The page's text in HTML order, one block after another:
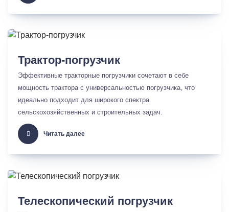
Трактор-погрузчик
Эффективные тракторные погрузчики сочетают в себе
мощность трактора с универсальностью погрузчика, что
идеально подходит для широкого спектра
сельскохозяйственных и строительных задач.
Читать далее
Телескопический погрузчик